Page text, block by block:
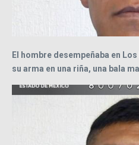
El hombre desempeñaba en
su arma en una riña, una bala